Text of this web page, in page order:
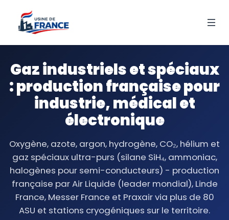
Gaz industriels et spéciaux
: production française pour
industrie, médical et
électronique
Oxygène, azote, argon, hydrogène, CO₂, hélium et
gaz spéciaux ultra-purs (silane SiH₄, ammoniac,
halogènes pour semi-conducteurs) - production
française par Air Liquide (leader mondial), Linde
France, Messer France et Praxair via plus de 80
ASU et stations cryogéniques sur le territoire.